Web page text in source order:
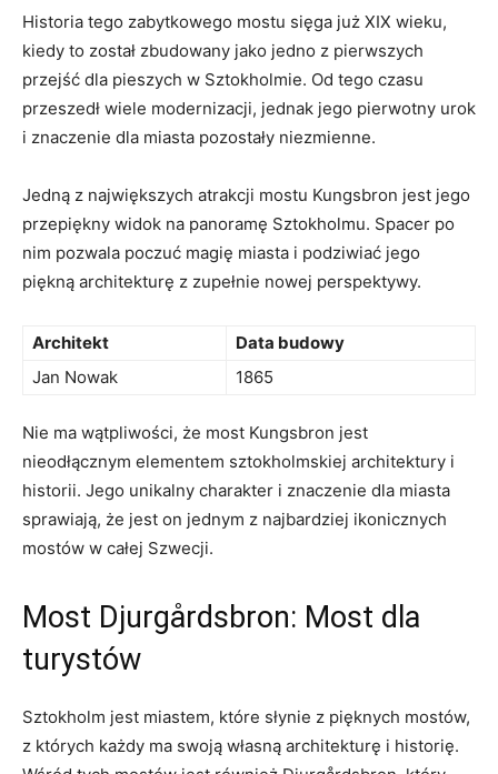
Historia tego zabytkowego mostu sięga już XIX wieku,
kiedy‍ to został⁤ zbudowany jako jedno z pierwszych
przejść⁣ dla pieszych w Sztokholmie. Od tego czasu
przeszedł wiele modernizacji, ⁢jednak jego pierwotny urok
i znaczenie ‌dla⁣ miasta pozostały niezmienne.
Jedną z największych atrakcji mostu Kungsbron jest jego
przepiękny widok ⁣na panoramę ​Sztokholmu. Spacer po
nim pozwala poczuć magię miasta i podziwiać ​jego
piękną architekturę z zupełnie ⁣nowej perspektywy.
Architekt
Data budowy
Jan Nowak
1865
Nie‍ ma wątpliwości,​ że most Kungsbron jest
nieodłącznym elementem sztokholmskiej architektury i
historii.‌ Jego unikalny charakter i znaczenie ⁢dla miasta
sprawiają, że jest on jednym z najbardziej ikonicznych
mostów ⁣w całej Szwecji.
Most ​Djurgårdsbron: Most ⁢dla
turystów
Sztokholm jest ‌miastem, które ‍słynie z pięknych mostów,
z których każdy ma swoją własną architekturę i ⁤historię.